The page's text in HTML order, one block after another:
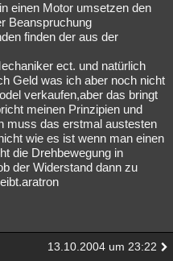
einen Motor umsetzen den
Beanspruchung
finden der aus der
ect. und natürlich
Geld was ich aber noch nicht
verkaufen,aber das bringt
meinen Prinzipien und
muss das erstmal austesten
wie es ist wenn man einen
die Drehbewegung in
der Widerstand dann zu
13.10.2004 um 23:22